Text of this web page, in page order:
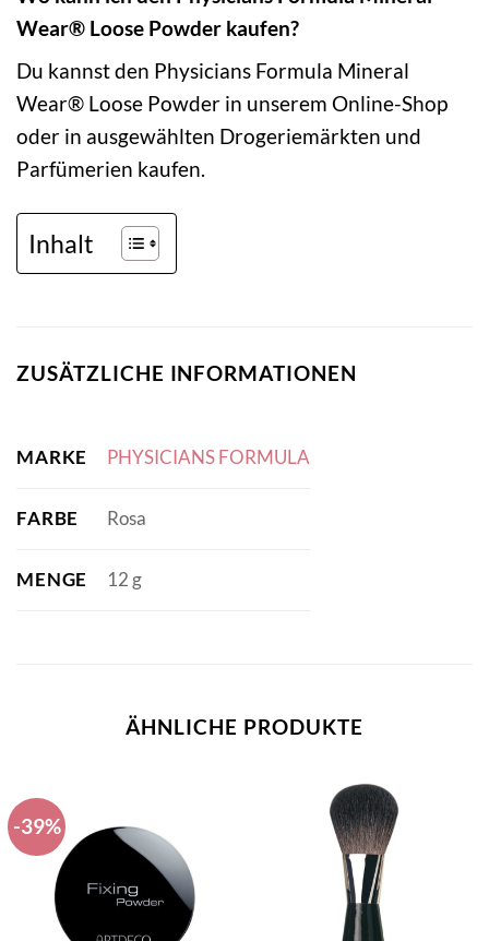
Wear® Loose Powder kaufen?
Du kannst den Physicians Formula Mineral
Wear® Loose Powder in unserem Online-Shop
oder in ausgewählten Drogeriemärkten und
Parfümerien kaufen.
Inhalt
ZUSÄTZLICHE INFORMATIONEN
MARKE PHYSICIANS FORMULA
FARBE Rosa
MENGE 12 g
ÄHNLICHE PRODUKTE
-39%